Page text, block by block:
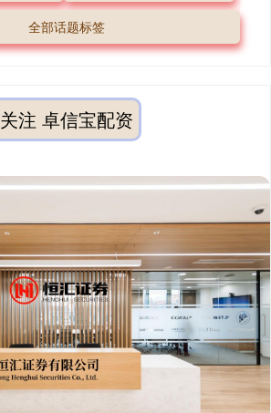
全部话题标签
关注 卓信宝配资